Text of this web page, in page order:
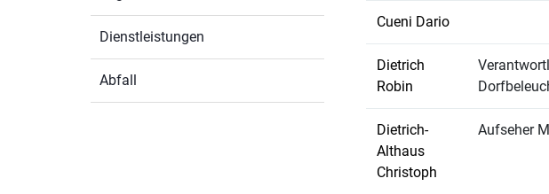
Dienstleistungen
Abfall
Cueni Dario
Dietrich
Robin
Dietrich-
Althaus
Christoph
Aufseher